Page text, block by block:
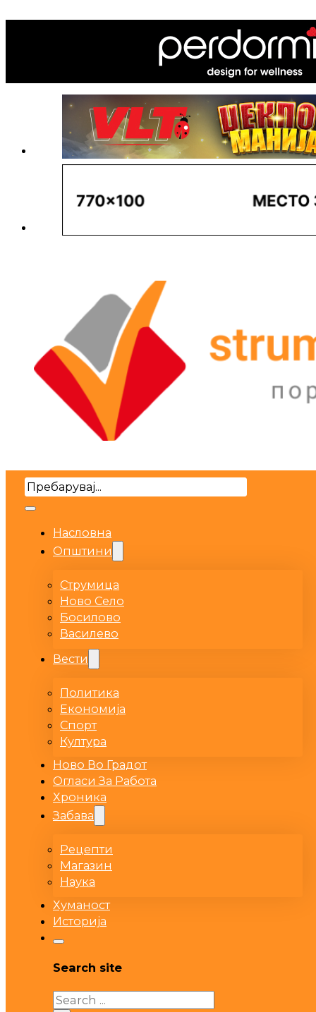
Search
Насловна
Општини
Струмица
Ново Село
Босилово
Василево
Вести
Политика
Економија
Спорт
Култура
Ново Во Градот
Огласи За Работа
Хроника
Забава
Рецепти
Магазин
Наука
Хуманост
Историја
Search site
Search